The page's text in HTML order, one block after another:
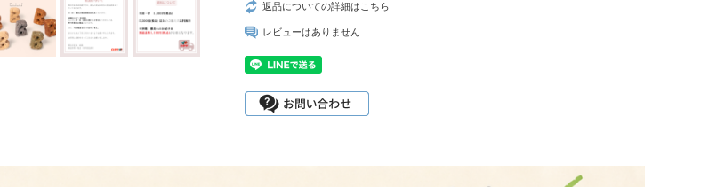
返品についての詳細はこちら
レビューはありません